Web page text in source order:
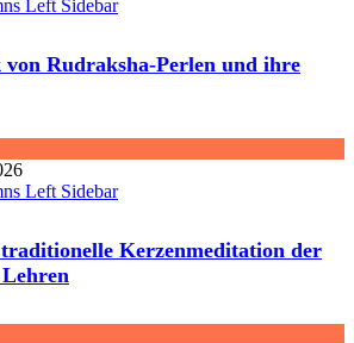
von Rudraksha-Perlen und ihre
Kerzenmeditation der